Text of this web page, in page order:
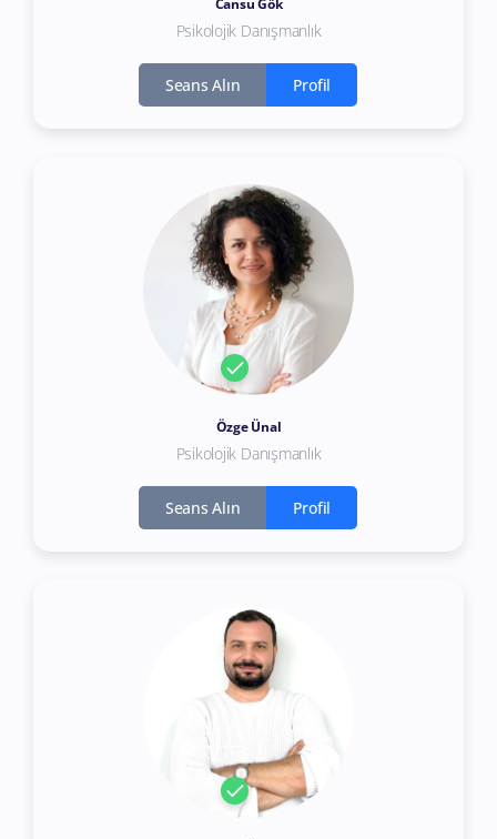
Cansu Gök
Psikolojik Danışmanlık
Seans Alın Profil
Özge Ünal
Psikolojik Danışmanlık
Seans Alın Profil